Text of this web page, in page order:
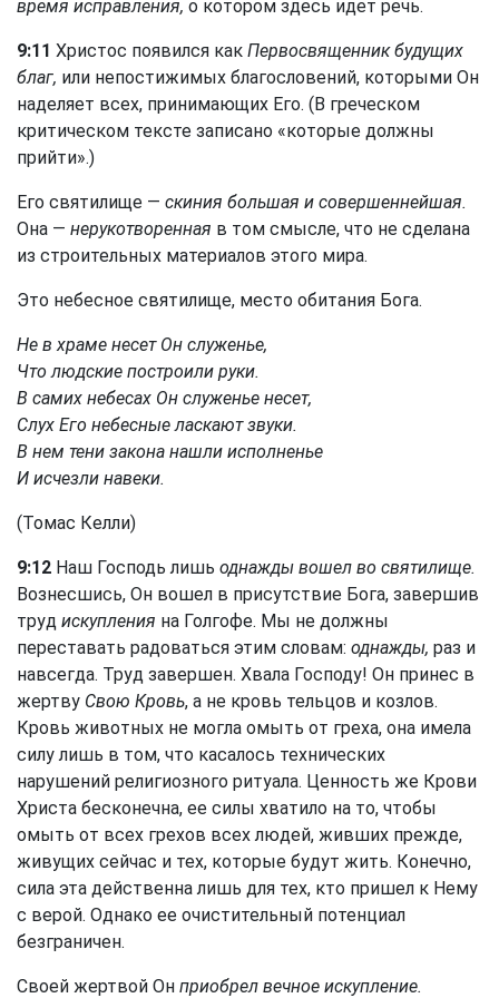
время исправления, о котором здесь идет речь.
9:11 Христос появился как Первосвященник будущих
благ, или непостижимых благословений, которыми Он
наделяет всех, принимающих Его. (В греческом
критическом тексте записано «которые должны
прийти».)
Его святилище — скиния большая и совершеннейшая.
Она — нерукотворенная в том смысле, что не сделана
из строительных материалов этого мира.
Это небесное святилище, место обитания Бога.
Не в храме несет Он служенье,
Что людские построили руки.
В самих небесах Он служенье несет,
Слух Его небесные ласкают звуки.
В нем тени закона нашли исполненье
И исчезли навеки.
(Томас Келли)
9:12 Наш Господь лишь однажды вошел во святилище.
Вознесшись, Он вошел в присутствие Бога, завершив
труд искупления на Голгофе. Мы не должны
переставать радоваться этим словам: однажды, раз и
навсегда. Труд завершен. Хвала Господу! Он принес в
жертву Свою Кровь, а не кровь тельцов и козлов.
Кровь животных не могла омыть от греха, она имела
силу лишь в том, что касалось технических
нарушений религиозного ритуала. Ценность же Крови
Христа бесконечна, ее силы хватило на то, чтобы
омыть от всех грехов всех людей, живших прежде,
живущих сейчас и тех, которые будут жить. Конечно,
сила эта действенна лишь для тех, кто пришел к Нему
с верой. Однако ее очистительный потенциал
безграничен.
Своей жертвой Он приобрел вечное искупление.